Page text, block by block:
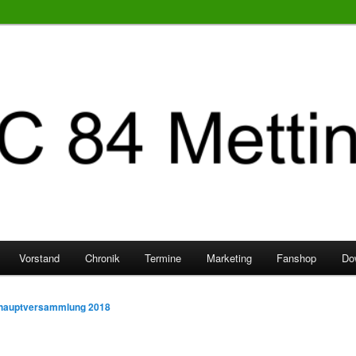
Vorstand Chronik Termine Marketing Fanshop
2018